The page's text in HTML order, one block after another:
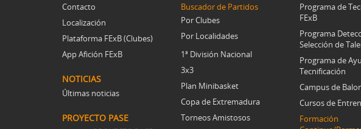
Contacto
Localización
Plataforma FExB (Clubes)
App Afición FExB
NOTICIAS
Últimas noticias
PROYECTO PASE
Buscador de Partidos
Por Clubes
Por Localidades
1ª División Nacional
3x3
Plan Minibasket
Copa de Extremadura
Torneos Amistosos
Programa de
FExB
Programa
Selección de
Programa de
Tecnificación
Campus de
Cursos de
Formación